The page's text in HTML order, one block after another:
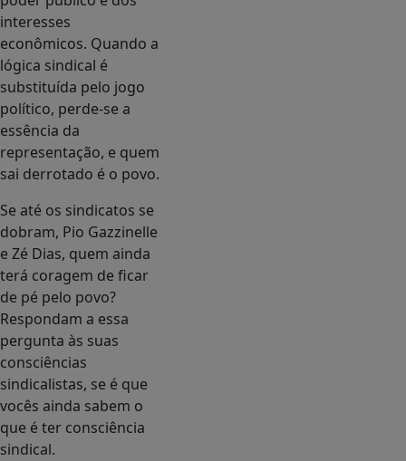
interesses
econômicos. Quando a
lógica sindical é
substituída pelo jogo
político, perde-se a
essência da
representação, e quem
sai derrotado é o povo.
Se até os sindicatos se
dobram, Pio Gazzinelle
e Zé Dias, quem ainda
terá coragem de ficar
de pé pelo povo?
Respondam a essa
pergunta às suas
consciências
sindicalistas, se é que
vocês ainda sabem o
que é ter consciência
sindical.